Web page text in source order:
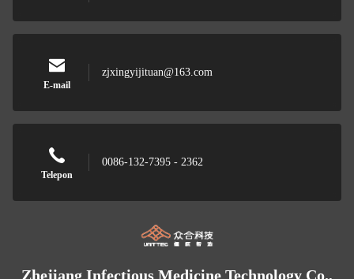
E-mail
zjxingyijituan@163.com
Telepon
0086-132-7395 - 2362
Zhejiang Infectious Medicine Technology Co.,